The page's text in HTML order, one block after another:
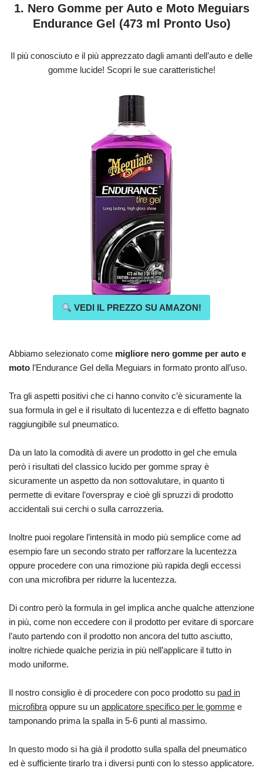
1. Nero Gomme per Auto e Moto Meguiars
Endurance Gel (473 ml Pronto Uso)
Il più conosciuto e il più apprezzato dagli amanti dell’auto e delle
gomme lucide! Scopri le sue caratteristiche!
VEDI IL PREZZO SU AMAZON!
Abbiamo selezionato come migliore nero gomme per auto e
moto l’Endurance Gel della Meguiars in formato pronto all’uso.
Tra gli aspetti positivi che ci hanno convito c’è sicuramente la
sua formula in gel e il risultato di lucentezza e di effetto bagnato
raggiungibile sul pneumatico.
Da un lato la comodità di avere un prodotto in gel che emula
però i risultati del classico lucido per gomme spray è
sicuramente un aspetto da non sottovalutare, in quanto ti
permette di evitare l’overspray e cioè gli spruzzi di prodotto
accidentali sui cerchi o sulla carrozzeria.
Inoltre puoi regolare l’intensità in modo più semplice come ad
esempio fare un secondo strato per rafforzare la lucentezza
oppure procedere con una rimozione più rapida degli eccessi
con una microfibra per ridurre la lucentezza.
Di contro però la formula in gel implica anche qualche attenzione
in più, come non eccedere con il prodotto per evitare di sporcare
l’auto partendo con il prodotto non ancora del tutto asciutto,
inoltre richiede qualche perizia in più nell’applicare il tutto in
modo uniforme.
Il nostro consiglio è di procedere con poco prodotto su pad in
microfibra oppure su un applicatore specifico per le gomme e
tamponando prima la spalla in 5-6 punti al massimo.
In questo modo si ha già il prodotto sulla spalla del pneumatico
ed è sufficiente tirarlo tra i diversi punti con lo stesso applicatore.